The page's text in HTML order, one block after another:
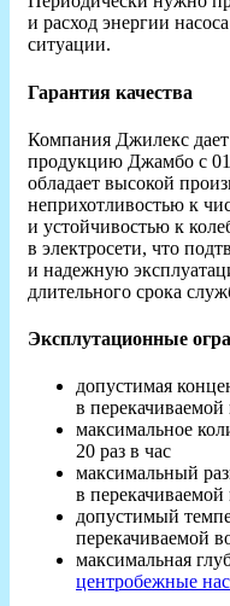
и расход энергии
ситуации.
Гарантия качества
Компания Джилекс дает
продукцию Джамбо с
обладает высокой
неприхотливостью к
и устойчивостью к
в электросети, что
и надежную
длительного срока
Эксплутационные
допустимая
в
максимальное
20 раз в час
максимальный
в
допустимый
перекачиваемой
максимальная
центробежные